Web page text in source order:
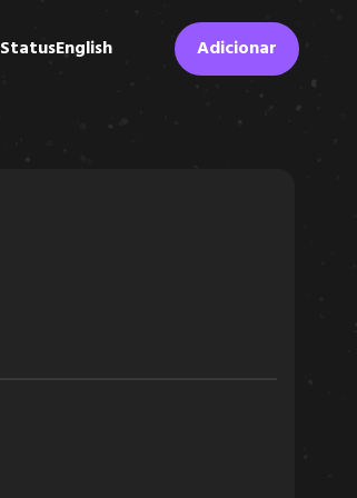
StatusEnglish Adicionar